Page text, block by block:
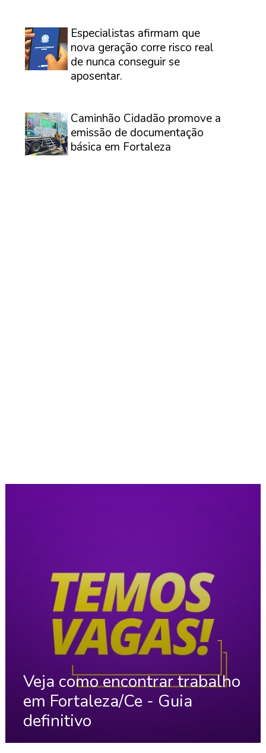
Especialistas afirmam que
nova geração corre risco real
de nunca conseguir se
aposentar.
Caminhão Cidadão promove a
emissão de documentação
básica em Fortaleza
Veja como encontrar trabalho
em Fortaleza/Ce - Guia
definitivo